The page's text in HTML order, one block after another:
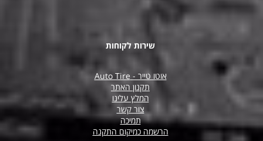
שירות לקוחות
אוטו טייר - Auto Tire
תקנון האתר
המלץ עלינו
צור קשר
תמיכה
הרשמה כמיקום התקנה